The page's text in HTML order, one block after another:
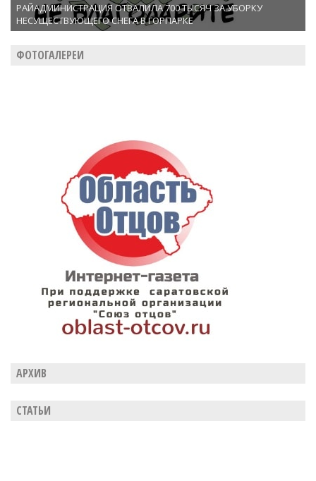
РАЙАДМИНИСТРАЦИЯ ОТВАЛИЛА 700 ТЫСЯЧ ЗА УБОРКУ
НЕСУЩЕСТВУЮЩЕГО СНЕГА В ГОРПАРКЕ
ФОТОГАЛЕРЕИ
АРХИВ
СТАТЬИ